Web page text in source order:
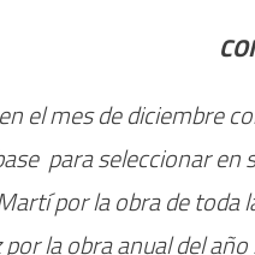
el mes de diciembre
para seleccionar
por la obra de toda
la obra anual del